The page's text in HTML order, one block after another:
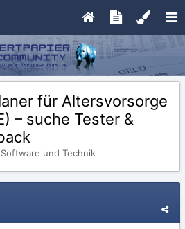
für Altersvorsorge
– suche Tester &
Software und Technik